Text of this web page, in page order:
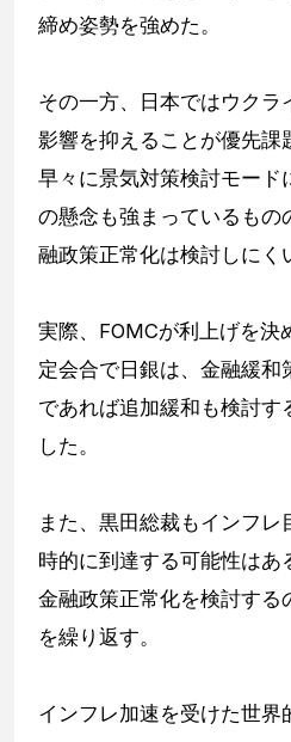
締め姿勢を強めた。
その一方、日本ではウクラ
影響を抑えることが優先課
早々に景気対策検討モード
の懸念も強まっているもの
融政策正常化は検討しにく
実際、FOMCが利上げを決
定会合で日銀は、金融緩和
であれば追加緩和も検討す
した。
また、黒田総裁もインフ
時的に到達する可能性はあ
金融政策正常化を検討する
を繰り返す。
インフレ加速を受けた世界